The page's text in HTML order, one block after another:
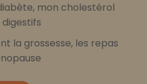
mon cholestérol
la grossesse, les repas